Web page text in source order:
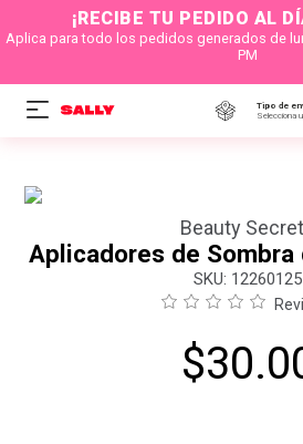
¡RECIBE TU PEDIDO AL
Aplica para todo los pedidos generados de
PM
Tipo de
Selecciona
Beauty
Aplicadores de Sombra
: 12260125
$30.